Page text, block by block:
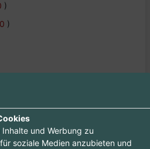
)
0 )
und Werbung zu
soziale Medien anzubieten und